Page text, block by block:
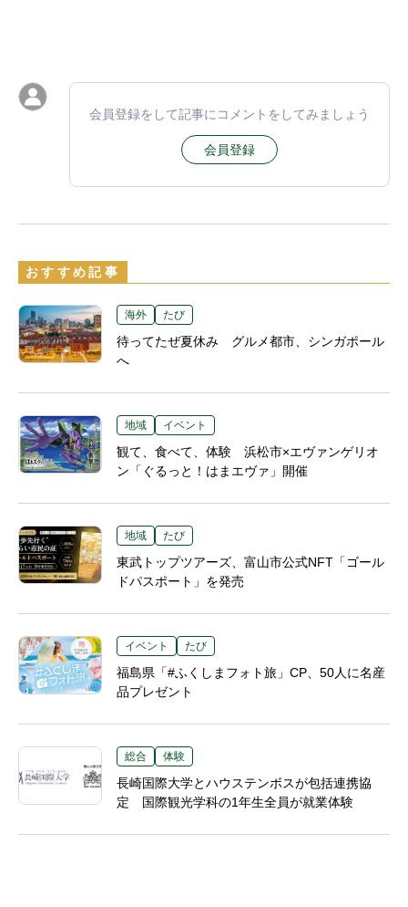
会員登録をして記事にコメントをしてみましょう
会員登録
おすすめ記事
海外 たび
待ってたぜ夏休み グルメ都市、シンガポール
へ
地域 イベント
観て、食べて、体験 浜松市×エヴァンゲリオ
ン「ぐるっと！はまエヴァ」開催
地域 たび
東武トップツアーズ、富山市公式NFT「ゴール
ドパスポート」を発売
イベント たび
福島県「#ふくしまフォト旅」CP、50人に名産
品プレゼント
総合 体験
長崎国際大学とハウステンボスが包括連携協
定 国際観光学科の1年生全員が就業体験